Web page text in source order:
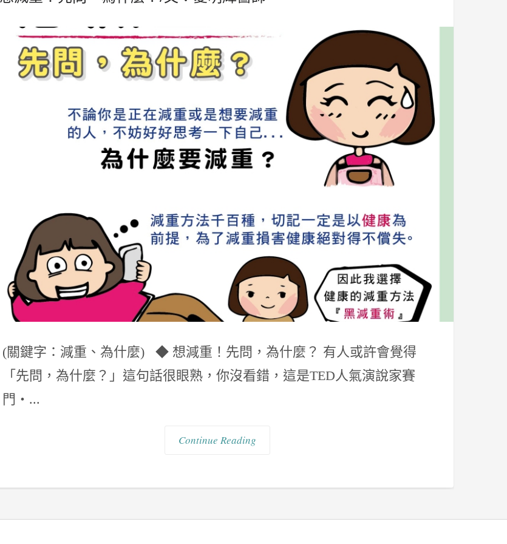
(關鍵字：減重、為什麼) ◆ 想減重！先問，為什麼？ 有人或許會覺得
「先問，為什麼？」這句話很眼熟，你沒看錯，這是TED人氣演說家賽
門‧...
Continue Reading